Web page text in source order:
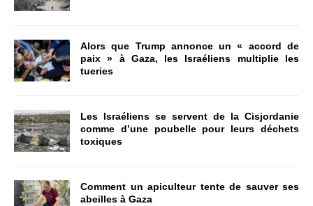
Alors que Trump annonce un « accord de
paix » à Gaza, les Israéliens multiplie les
tueries
Les Israéliens se servent de la Cisjordanie
comme d’une poubelle pour leurs déchets
toxiques
Comment un apiculteur tente de sauver ses
abeilles à Gaza